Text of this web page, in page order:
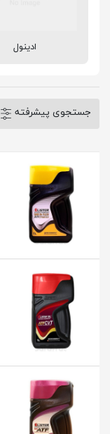
ادینول
جستجوی پیشرفته